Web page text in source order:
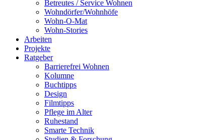
Betreutes / Service Wohnen
Wohndörfer/Wohnhöfe
Wohn-O-Mat
Wohn-Stories
Arbeiten
Projekte
Ratgeber
Barrierefrei Wohnen
Kolumne
Buchtipps
Design
Filmtipps
Pflege im Alter
Ruhestand
Smarte Technik